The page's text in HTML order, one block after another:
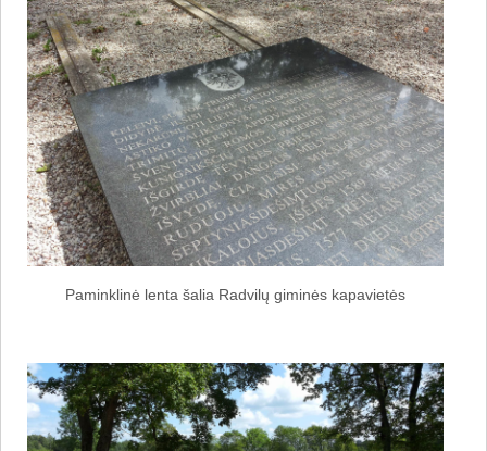
Paminklinė lenta šalia Radvilų giminės kapavietės